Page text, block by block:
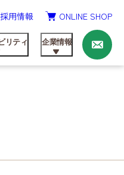
採用情報 ONLINE SHOP
リティ 企業情報
お
問
い
合
わ
せ